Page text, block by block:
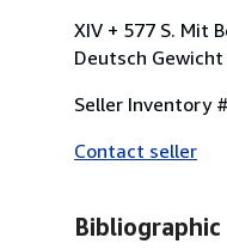
XIV + 577 S. Mit
Deutsch
Seller Inventory
Contact seller